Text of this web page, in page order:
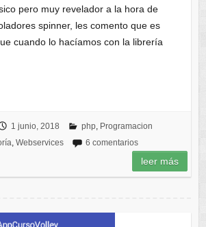
pero muy revelador a la hora de
spinner, les comento que es
cuando lo hacíamos con la librería
1 junio, 2018 php, Programacion
Webservices 6 comentarios
leer más